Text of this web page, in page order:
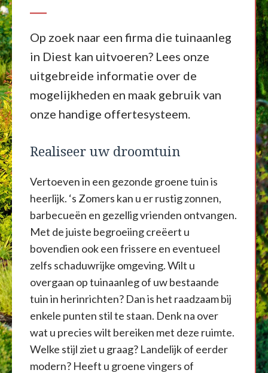
Op zoek naar een firma die tuinaanleg
in Diest kan uitvoeren? Lees onze
uitgebreide informatie over de
mogelijkheden en maak gebruik van
onze handige offertesysteem.
Realiseer uw droomtuin
Vertoeven in een gezonde groene tuin is
heerlijk. ‘s Zomers kan u er rustig zonnen,
barbecueën en gezellig vrienden ontvangen.
Met de juiste begroeiing creëert u
bovendien ook een frissere en eventueel
zelfs schaduwrijke omgeving. Wilt u
overgaan op tuinaanleg of uw bestaande
tuin in herinrichten? Dan is het raadzaam bij
enkele punten stil te staan. Denk na over
wat u precies wilt bereiken met deze ruimte.
Welke stijl ziet u graag? Landelijk of eerder
modern? Heeft u groene vingers of